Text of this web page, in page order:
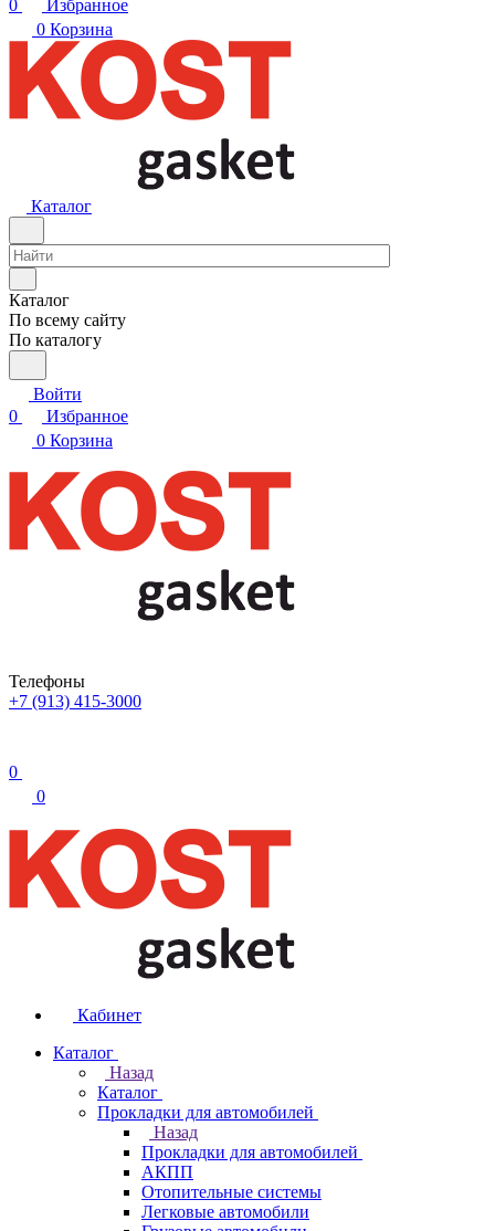
0
Избранное
0 Корзина
Каталог
Каталог
По всему сайту
По каталогу
Войти
0
Избранное
0 Корзина
Телефоны
+7 (913) 415-3000
0
0
Кабинет
Каталог
Назад
Каталог
Прокладки для автомобилей
Назад
Прокладки для автомобилей
АКПП
Отопительные системы
Легковые автомобили